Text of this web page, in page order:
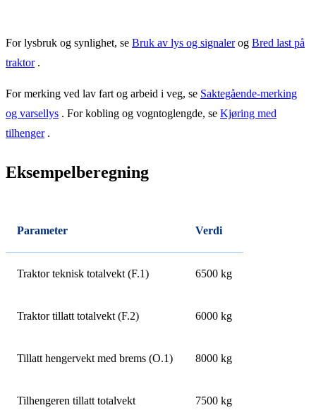
For lysbruk og synlighet, se Bruk av lys og signalerog Bred last på
traktor.
For merking ved lav fart og arbeid i veg, se Saktegående-merking
og varsellys . For kobling og vogntoglengde, se Kjøring med
tilhenger.
Eksempelberegning
Parameter Verdi
Traktor teknisk totalvekt (F.1) 6500 kg
Traktor tillatt totalvekt (F.2) 6000 kg
Tillatt hengervekt med brems (O.1) 8000 kg
Tilhengeren tillatt totalvekt 7500 kg